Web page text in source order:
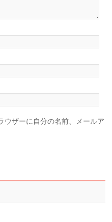
ウザーに自分の名前、メールア